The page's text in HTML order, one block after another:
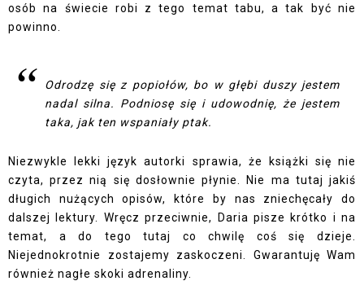
osób na świecie robi z tego temat tabu, a tak być nie
powinno.
Odrodzę się z popiołów, bo w głębi duszy jestem
nadal silna. Podniosę się i udowodnię, że jestem
taka, jak ten wspaniały ptak.
Niezwykle lekki język autorki sprawia, że książki się nie
czyta, przez nią się dosłownie płynie. Nie ma tutaj jakiś
długich nużących opisów, które by nas zniechęcały do
dalszej lektury. Wręcz przeciwnie, Daria pisze krótko i na
temat, a do tego tutaj co chwilę coś się dzieje.
Niejednokrotnie zostajemy zaskoczeni. Gwarantuję Wam
również nagłe skoki adrenaliny.